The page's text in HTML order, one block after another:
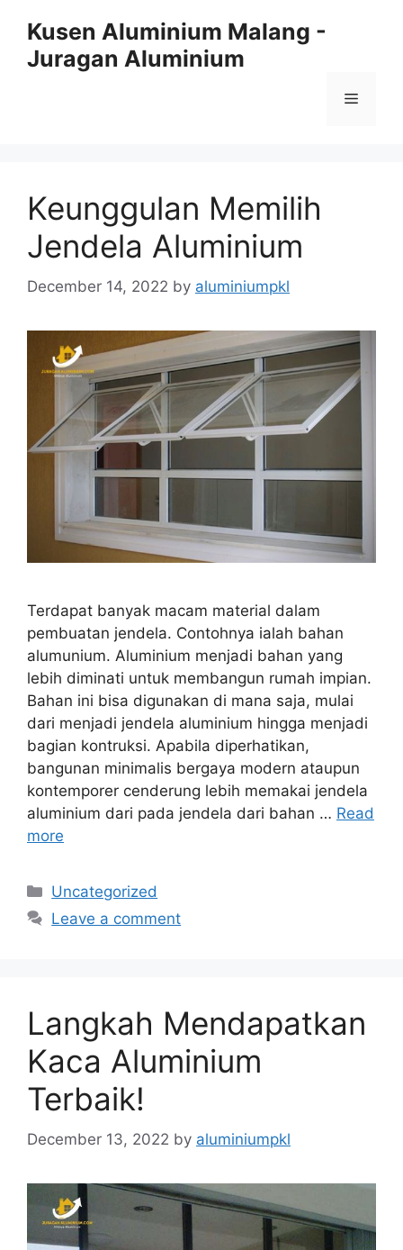
content
Kusen Aluminium Malang -
Juragan Aluminium
Menu
Keunggulan Memilih
Jendela Aluminium
December 14, 2022 by aluminiumpkl
Terdapat banyak macam material dalam
pembuatan jendela. Contohnya ialah bahan
alumunium. Aluminium menjadi bahan yang
lebih diminati untuk membangun rumah impian.
Bahan ini bisa digunakan di mana saja, mulai
dari menjadi jendela aluminium hingga menjadi
bagian kontruksi. Apabila diperhatikan,
bangunan minimalis bergaya modern ataupun
kontemporer cenderung lebih memakai jendela
aluminium dari pada jendela dari bahan … Read
more
Categories
Uncategorized
Leave a comment
Langkah Mendapatkan
Kaca Aluminium
Terbaik!
December 13, 2022 by aluminiumpkl